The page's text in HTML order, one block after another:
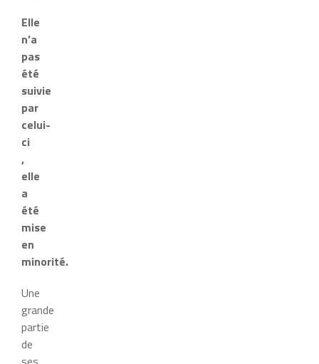
Elle
n’a
pas
été
suivie
par
celui-
ci
,
elle
a
été
mise
en
minorité.
Une
grande
partie
de